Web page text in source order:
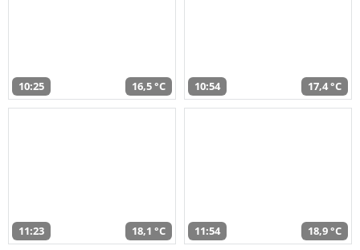
10:25 16,5 °C 10:54 17,4 °C
11:23 18,1 °C 11:54 18,9 °C